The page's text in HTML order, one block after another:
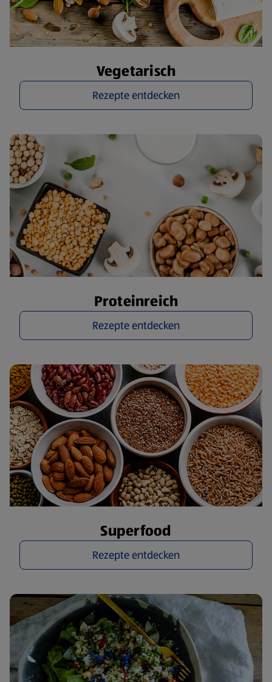
Vegetarisch
Rezepte entdecken
Proteinreich
Rezepte entdecken
Superfood
Rezepte entdecken